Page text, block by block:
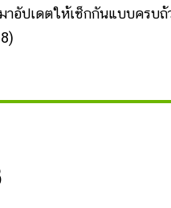
าอัปเดตให้เช็กกันแบบครบถ้